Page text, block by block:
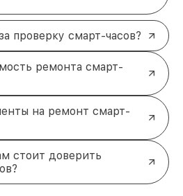
проверку смарт-часов?
ремонта смарт-
на ремонт смарт-
стоит доверить